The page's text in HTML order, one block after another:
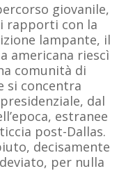
giovanile,
rapporti con la
lampante, il
americana riescì
comunità di
si concentra
dal
estranee
post-Dallas.
decisamente
per nulla